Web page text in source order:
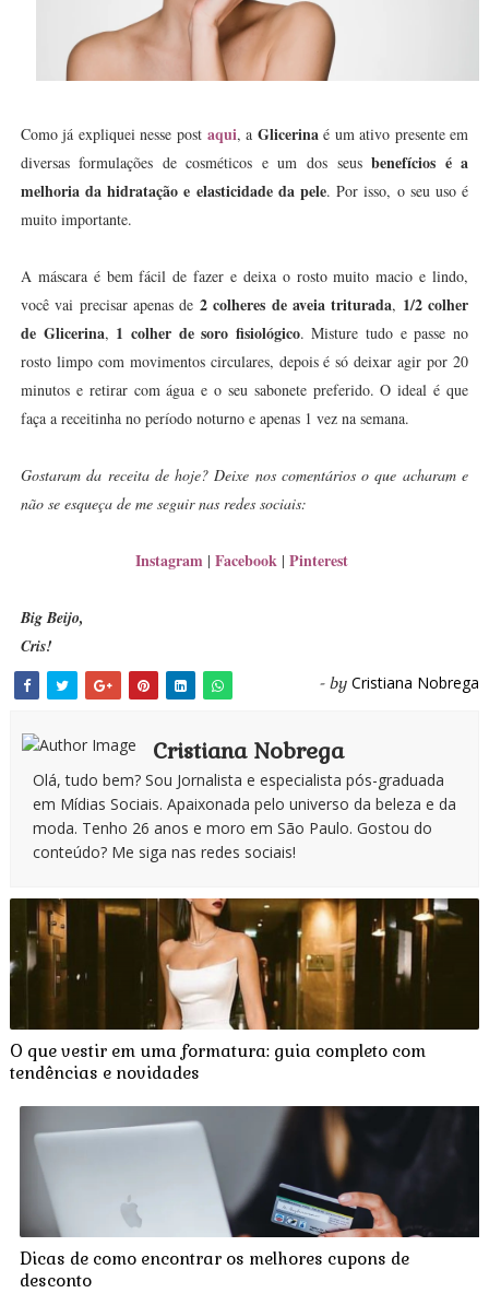
Como já expliquei nesse post aqui, a Glicerina é um ativo presente em
diversas formulações de cosméticos e um dos seusbenefícios é a
melhoria da hidratação e elasticidade da pele. Por isso, o seu uso é
muito importante.
A máscara é bem fácil de fazer e deixa o rosto muito macio e lindo,
você vai precisar apenas de 2 colheres de aveia triturada, 1/2 colher
de Glicerina, 1 colher de soro fisiológico. Misture tudo e passe no
rosto limpo com movimentos circulares, depois é só deixar agir por 20
minutos e retirar com água e o seu sabonete preferido. O ideal é que
faça a receitinha no período noturno e apenas 1 vez na semana.
Gostaram da receita de hoje? Deixe nos comentários o que acharam e
não se esqueça de me seguir nas redes sociais:
Instagram | Facebook | Pinterest
Big Beijo,
Cris!
- by Cristiana Nobrega
Cristiana Nobrega
Olá, tudo bem? Sou Jornalista e especialista pós-graduada
em Mídias Sociais. Apaixonada pelo universo da beleza e da
moda. Tenho 26 anos e moro em São Paulo. Gostou do
conteúdo? Me siga nas redes sociais!
O que vestir em uma formatura: guia completo com
tendências e novidades
Dicas de como encontrar os melhores cupons de
desconto